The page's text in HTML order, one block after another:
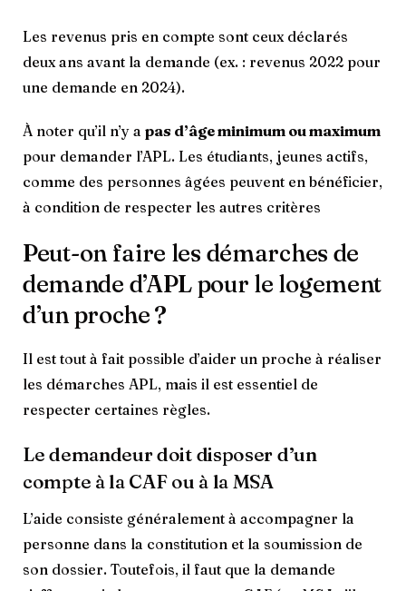
Les revenus pris en compte sont ceux déclarés
deux ans avant la demande (ex. : revenus 2022 pour
une demande en 2024).
À noter qu’il n’y a pas d’âge minimum ou maximum
pour demander l’APL. Les étudiants, jeunes actifs,
comme des personnes âgées peuvent en bénéficier,
à condition de respecter les autres critères
Peut-on faire les démarches de
demande d’APL pour le logement
d’un proche ?
Il est tout à fait possible d’aider un proche à réaliser
les démarches APL, mais il est essentiel de
respecter certaines règles.
Le demandeur doit disposer d’un
compte à la CAF ou à la MSA
L’aide consiste généralement à accompagner la
personne dans la constitution et la soumission de
son dossier. Toutefois, il faut que la demande